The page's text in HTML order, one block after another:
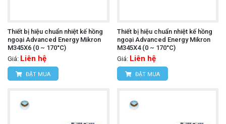
Thiết bị hiệu chuẩn nhiệt kế hồng
ngoại Advanced Energy Mikron
M345X6 (0 ~ 170°C)
Giá: Liên hệ
ĐẶT MUA
Thiết bị hiệu chuẩn nhiệt kế hồng
ngoại Advanced Energy Mikron
M345X4 (0 ~ 170°C)
Giá: Liên hệ
ĐẶT MUA